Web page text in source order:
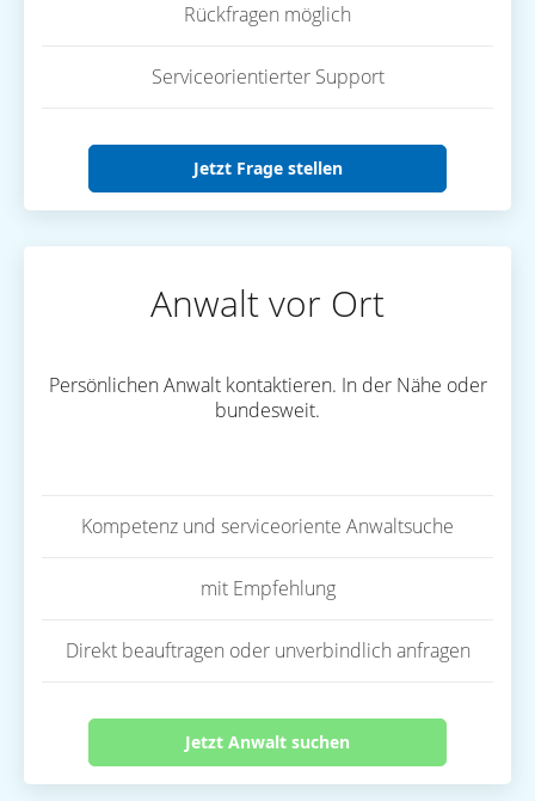
Rückfragen möglich
Serviceorientierter Support
Jetzt Frage stellen
Anwalt vor Ort
Persönlichen Anwalt kontaktieren. In der Nähe oder
bundesweit.
Kompetenz und serviceoriente Anwaltsuche
mit Empfehlung
Direkt beauftragen oder unverbindlich anfragen
Jetzt Anwalt suchen